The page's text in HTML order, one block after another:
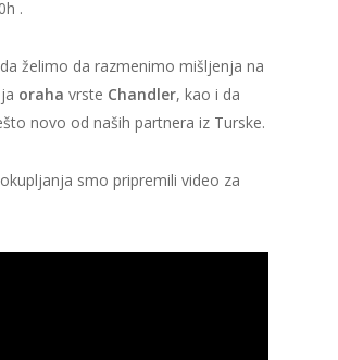
.
želimo da razmenimo mišljenja na
oraha vrste Chandler, kao i da
novo od naših partnera iz Turske.
smo pripremili video za